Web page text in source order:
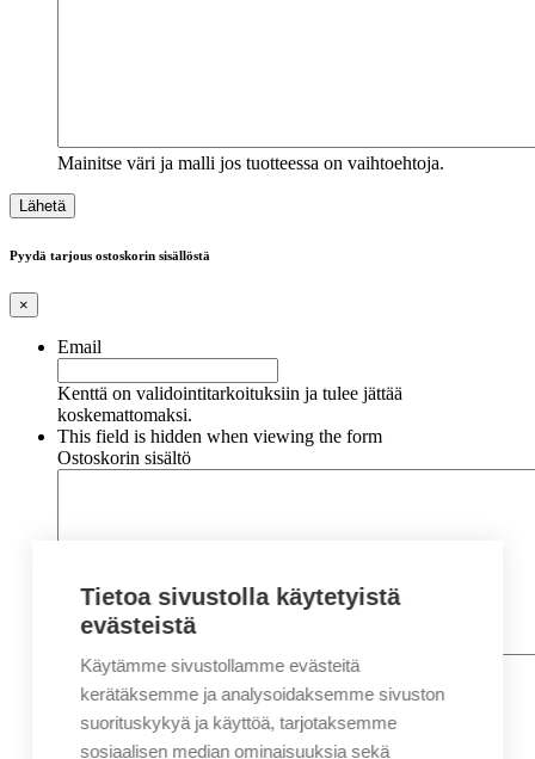
Mainitse väri ja malli jos tuotteessa on vaihtoehtoja.
Pyydä tarjous ostoskorin sisällöstä
×
Email
Kenttä on validointitarkoituksiin ja tulee jättää
koskemattomaksi.
This field is hidden when viewing the form
Ostoskorin sisältö
Nimi*
Etunimi
Sukunimi
Tietoa sivustolla käytetyistä
evästeistä
Käytämme sivustollamme evästeitä
kerätäksemme ja analysoidaksemme sivuston
suorituskykyä ja käyttöä, tarjotaksemme
sosiaalisen median ominaisuuksia sekä